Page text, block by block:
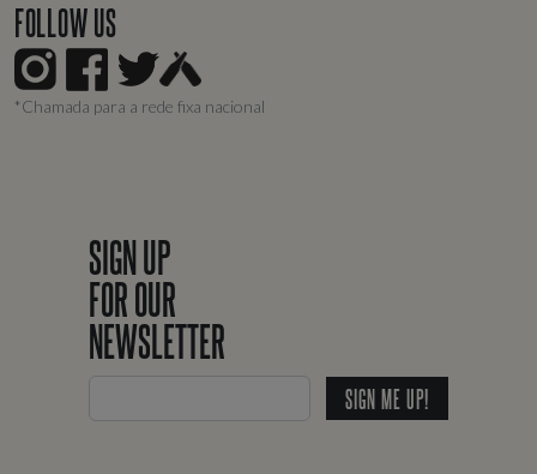
FOLLOW US
*Chamada para a rede fixa nacional
SIGN UP
FOR OUR
NEWSLETTER
SIGN ME UP!